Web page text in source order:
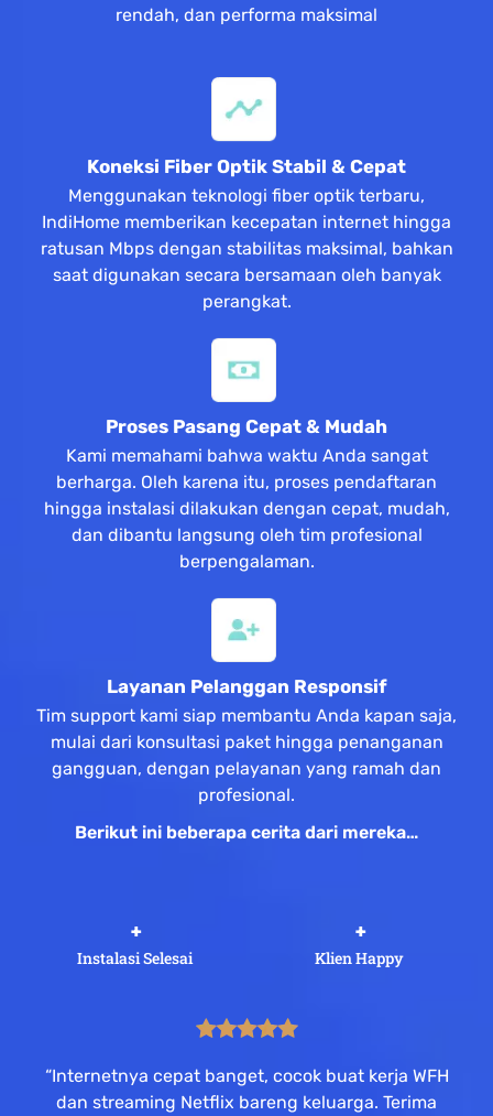
rendah, dan performa maksimal
Koneksi Fiber Optik Stabil & Cepat
Menggunakan teknologi fiber optik terbaru,
IndiHome memberikan kecepatan internet hingga
ratusan Mbps dengan stabilitas maksimal, bahkan
saat digunakan secara bersamaan oleh banyak
perangkat.
Proses Pasang Cepat & Mudah
Kami memahami bahwa waktu Anda sangat
berharga. Oleh karena itu, proses pendaftaran
hingga instalasi dilakukan dengan cepat, mudah,
dan dibantu langsung oleh tim profesional
berpengalaman.
Layanan Pelanggan Responsif
Tim support kami siap membantu Anda kapan saja,
mulai dari konsultasi paket hingga penanganan
gangguan, dengan pelayanan yang ramah dan
profesional.
Berikut ini beberapa cerita dari mereka…
Instalasi Selesai
+
Klien Happy
+
“Internetnya cepat banget, cocok buat kerja WFH
dan streaming Netflix bareng keluarga. Terima